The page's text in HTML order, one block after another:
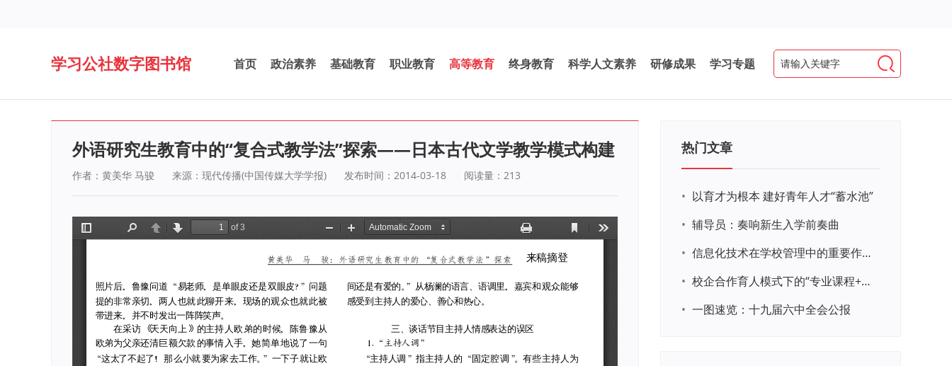
学习公社数字图书馆 首页 政治素养 基础教育 职业教育 高等教育 终身教育 科学人文素养 研修成果 学习专题
外语研究生教育中的“复合式教学法”探索——日本古代文学教学模式构建
作者：黄美华 马骏 来源：现代传播(中国传媒大学学报) 发布时间：2014-03-18 阅读量： 213
热门文章
• 以育才为根本 建好青年人才“蓄水池”
• 辅导员：奏响新生入学前奏曲
•
信息化技术在学校管理中的重要作用 ——以贵州省威宁民族中学和校园使用等为例
•
校企合作育人模式下的“专业课程+思政教育+党建活动”交叉融合的课程思政教学探索与实践
• 一图速览：十九届六中全会公报